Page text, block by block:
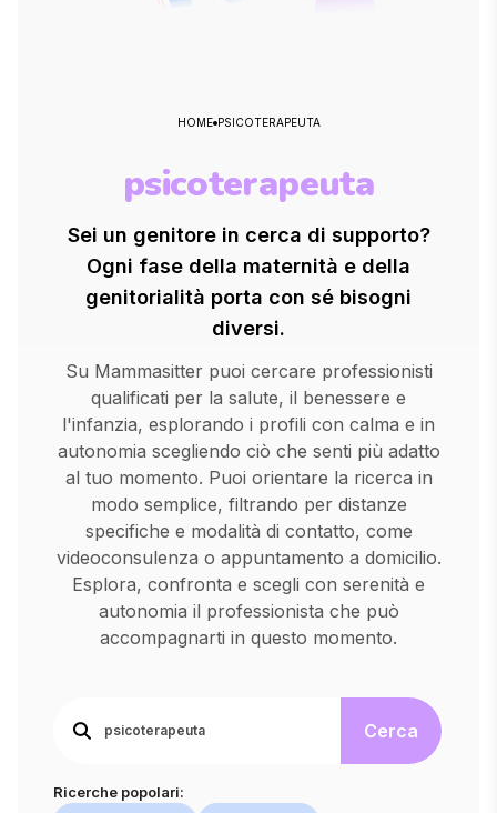
HOME PSICOTERAPEUTA
psicoterapeuta
Sei un genitore in cerca di supporto?
Ogni fase della maternità e della
genitorialità porta con sé bisogni
diversi.
Su Mammasitter puoi cercare professionisti
qualificati per la salute, il benessere e
l'infanzia, esplorando i profili con calma e in
autonomia scegliendo ciò che senti più adatto
al tuo momento. Puoi orientare la ricerca in
modo semplice, filtrando per distanze
specifiche e modalità di contatto, come
videoconsulenza o appuntamento a domicilio.
Esplora, confronta e scegli con serenità e
autonomia il professionista che può
accompagnarti in questo momento.
Cerca
Ricerche popolari: